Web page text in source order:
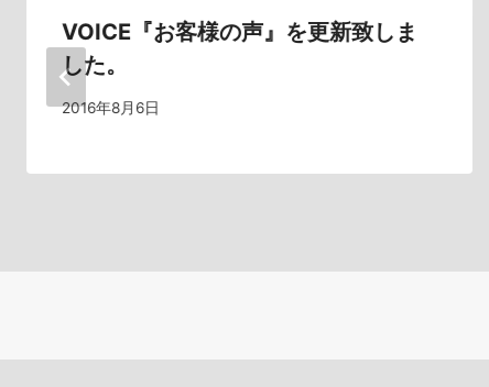
シ
ョ
ン
VOICE『お客様の声』を更新致しま
した。
2016年8月6日